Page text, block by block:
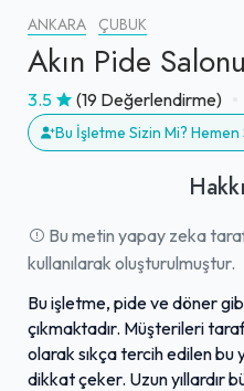
ANKARA ÇUBUK
Akın Pide Salonu
3.5 (19 Değerlendirme)
Bu İşletme Sizin Mi?
Bu metin yapay zeka
kullanılarak oluşturulmuştur.
Bu işletme, pide ve döner
çıkmaktadır. Müşterileri
olarak sıkça tercih edilen
dikkat çeker. Uzun yıllardır